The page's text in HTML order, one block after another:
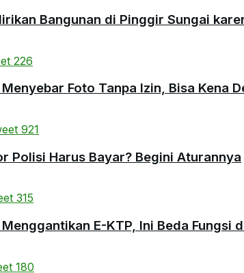
Bangunan di Pinggir Sungai
226
Foto Tanpa Izin, Bisa Kena
921
Polisi Harus Bayar? Begini Aturannya
315
E-KTP, Ini Beda Fungsi
180